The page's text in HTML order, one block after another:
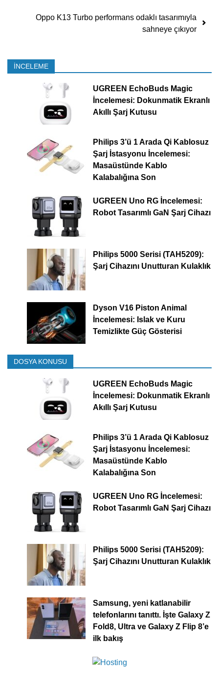
Oppo K13 Turbo performans odaklı tasarımıyla
sahneye çıkıyor
İNCELEME
UGREEN EchoBuds Magic
İncelemesi: Dokunmatik Ekranlı
Akıllı Şarj Kutusu
Philips 3’ü 1 Arada Qi Kablosuz
Şarj İstasyonu İncelemesi:
Masaüstünde Kablo
Kalabalığına Son
UGREEN Uno RG İncelemesi:
Robot Tasarımlı GaN Şarj Cihazı
Philips 5000 Serisi (TAH5209):
Şarj Cihazını Unutturan Kulaklık
Dyson V16 Piston Animal
İncelemesi: Islak ve Kuru
Temizlikte Güç Gösterisi
DOSYA KONUSU
UGREEN EchoBuds Magic
İncelemesi: Dokunmatik Ekranlı
Akıllı Şarj Kutusu
Philips 3’ü 1 Arada Qi Kablosuz
Şarj İstasyonu İncelemesi:
Masaüstünde Kablo
Kalabalığına Son
UGREEN Uno RG İncelemesi:
Robot Tasarımlı GaN Şarj Cihazı
Philips 5000 Serisi (TAH5209):
Şarj Cihazını Unutturan Kulaklık
Samsung, yeni katlanabilir
telefonlarını tanıttı. İşte Galaxy Z
Fold8, Ultra ve Galaxy Z Flip 8’e
ilk bakış